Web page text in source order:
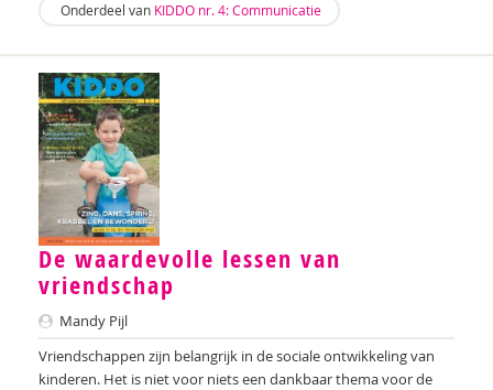
Nishaan Ardjosemito
Siela Ardjosemito-Jethoe
René Arends
Chantal Ariens
Silke van Arum
Nicole van Asten
Diverse auteurs
Roli Ayutsede
Rosalie Baan
Onderdeel van KIDDO nr. 4: Communicatie
De waardevolle lessen van
vriendschap
Mandy Pijl
Vriendschappen zijn belangrijk in de sociale ontwikkeling van
kinderen. Het is niet voor niets een dankbaar thema voor de